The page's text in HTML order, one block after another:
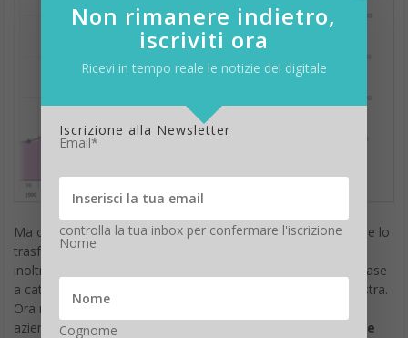
Ma come si usa? Basta caricare unfile CSV o Excel e Vizable lo
trasformerà in un batter d’occhio in un grafico. L’utente può
inoltre decidere di vedere i dati elaborati con diversi filtri in base
a categorie selezionabili dal menu a tendina posto sulla sinistra.
Ora non rimane che muoversi in punta di dita tra i dati
aziendali in maniera semplice e intuitiva, anche per le
piccole
Non rimanere indietro,
iscriviti ora
Ricevi in tempo reale le notizie del digitale
Iscrizione alla Newsletter
Email*
controlla la tua inbox per confermare l'iscrizione
Nome
Cognome